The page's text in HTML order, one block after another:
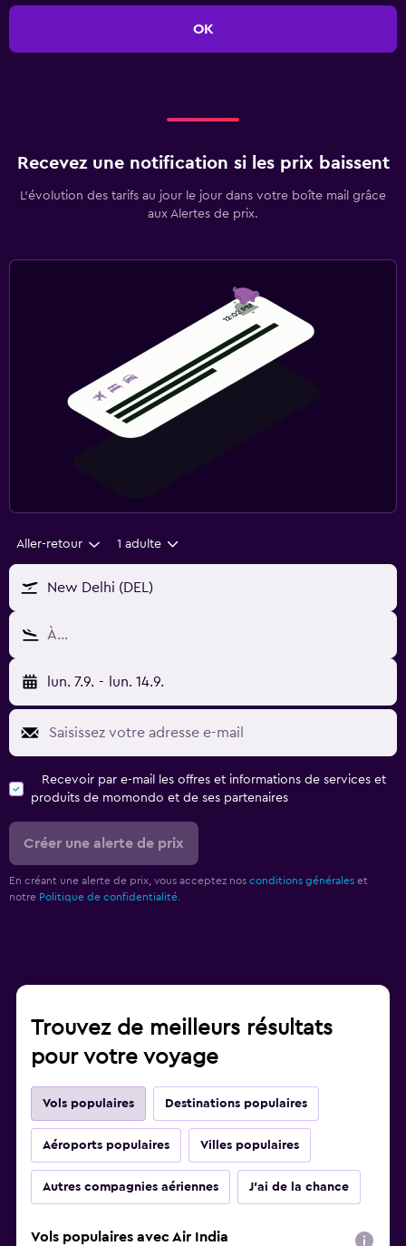
OK
Recevez une notification si les prix baissent
L’évolution des tarifs au jour le jour dans votre boîte mail grâce
aux Alertes de prix.
Aller-retour 1 adulte
New Delhi (DEL)
À…
lun. 7.9. - lun. 14.9.
Recevoir par e-mail les offres et informations de services et
produits de momondo et de ses partenaires
Créer une alerte de prix
En créant une alerte de prix, vous acceptez nos conditions générales et
notre Politique de confidentialité.
Trouvez de meilleurs résultats
pour votre voyage
Vols populaires Destinations populaires
Aéroports populaires Villes populaires
Autres compagnies aériennes J'ai de la chance
Vols populaires avec Air India